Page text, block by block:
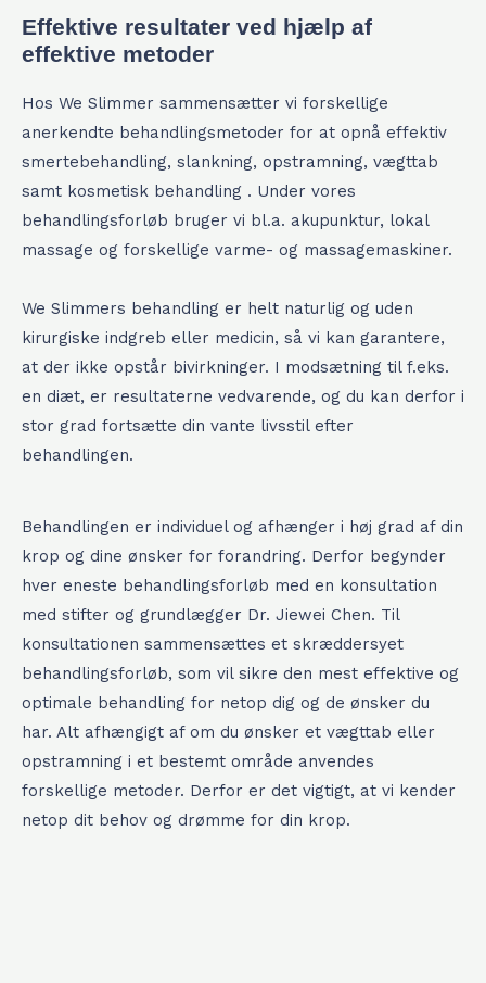
Effektive resultater ved hjælp af
effektive metoder
Hos We Slimmer sammensætter vi forskellige
anerkendte behandlingsmetoder for at opnå effektiv
smertebehandling, slankning, opstramning, vægttab
samt kosmetisk behandling . Under vores
behandlingsforløb bruger vi bl.a. akupunktur, lokal
massage og forskellige varme- og massagemaskiner.
We Slimmers behandling er helt naturlig og uden
kirurgiske indgreb eller medicin, så vi kan garantere,
at der ikke opstår bivirkninger. I modsætning til f.eks.
en diæt, er resultaterne vedvarende, og du kan derfor i
stor grad fortsætte din vante livsstil efter
behandlingen.
Behandlingen er individuel og afhænger i høj grad af din
krop og dine ønsker for forandring. Derfor begynder
hver eneste behandlingsforløb med en konsultation
med stifter og grundlægger Dr. Jiewei Chen. Til
konsultationen sammensættes et skræddersyet
behandlingsforløb, som vil sikre den mest effektive og
optimale behandling for netop dig og de ønsker du
har. Alt afhængigt af om du ønsker et vægttab eller
opstramning i et bestemt område anvendes
forskellige metoder. Derfor er det vigtigt, at vi kender
netop dit behov og drømme for din krop.